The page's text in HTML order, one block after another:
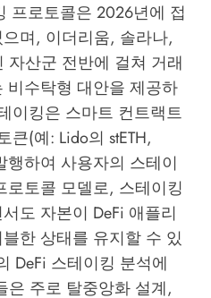
프로토콜은 2026년에 접
며, 이더리움, 솔라나,
산군 전반에 걸쳐 거래
비수탁형 대안을 제공하
이킹은 스마트 컨트랙트
큰(예: Lido의 stETH,
행하여 사용자의 스테이
토콜 모델로, 스테이킹
도 자본이 DeFi 애플리
한 상태를 유지할 수 있
DeFi 스테이킹 분석에
은 주로 탈중앙화 설계,